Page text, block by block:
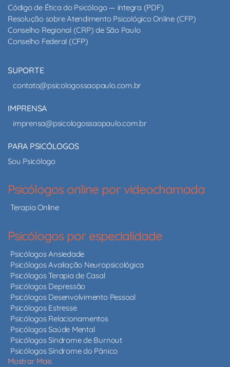
Código de Ética do Psicólogo — íntegra (PDF)
Resolução sobre Atendimento Psicológico Online (CFP)
Conselho Regional (CRP) de São Paulo
Conselho Federal (CFP)
SUPORTE
contato@psicologossaopaulo.com.br
IMPRENSA
imprensa@psicologossaopaulo.com.br
PARA PSICÓLOGOS
Sou Psicólogo
Psicólogos online por videochamada
Terapia Online
Psicólogos por especialidade
Psicólogos Ansiedade
Psicólogos Avaliação Neuropsicológica
Psicólogos Terapia de Casal
Psicólogos Depressão
Psicólogos Desenvolvimento Pessoal
Psicólogos Estresse
Psicólogos Relacionamentos
Psicólogos Saúde Mental
Psicólogos Síndrome de Burnout
Psicólogos Síndrome do Pânico
Mostrar Mais